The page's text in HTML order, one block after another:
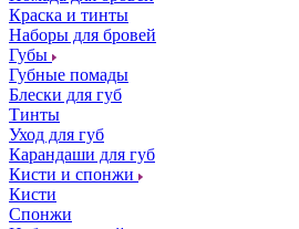
Краска и тинты
Наборы для бровей
Губы
Губные помады
Блески для губ
Тинты
Уход для губ
Карандаши для губ
Кисти и спонжи
Кисти
Спонжи